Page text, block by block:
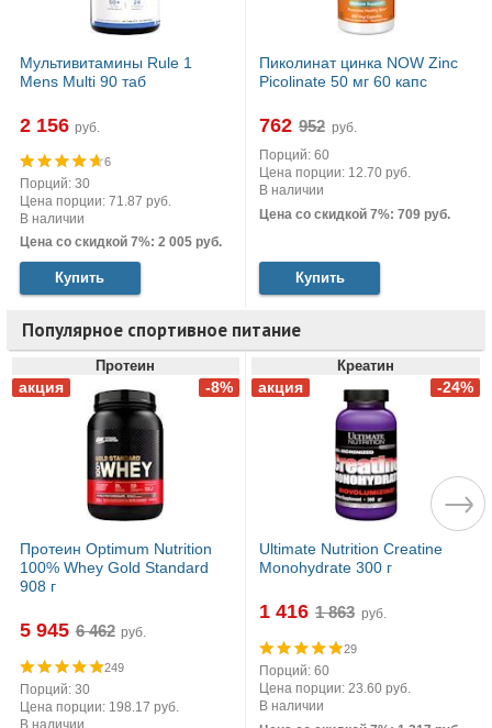
Мультивитамины Rule 1
Mens Multi 90 таб
2 156 руб.
6
Порций: 30
Цена порции: 71.87 руб.
В наличии
Цена со скидкой 7%: 2 005 руб.
Купить
Пиколинат цинка NOW Zinc
Picolinate 50 мг 60 капс
762
руб.
Порций: 60
Цена порции: 12.70 руб.
В наличии
Цена со скидкой 7%: 709 руб.
Купить
Популярное спортивное питание
Протеин
Протеин Optimum Nutrition
100% Whey Gold Standard
908 г
5 945 руб.
249
Порций: 30
Цена порции: 198.17 руб.
В наличии
Креатин
Ultimate Nutrition Creatine
Monohydrate 300 г
1 416 руб.
29
Порций: 60
Цена порции: 23.60 руб.
В наличии